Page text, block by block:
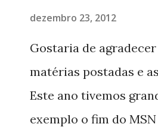
dezembro 23, 2012
Gostaria de
matérias postadas e
Este ano tivemos
exemplo o fim do